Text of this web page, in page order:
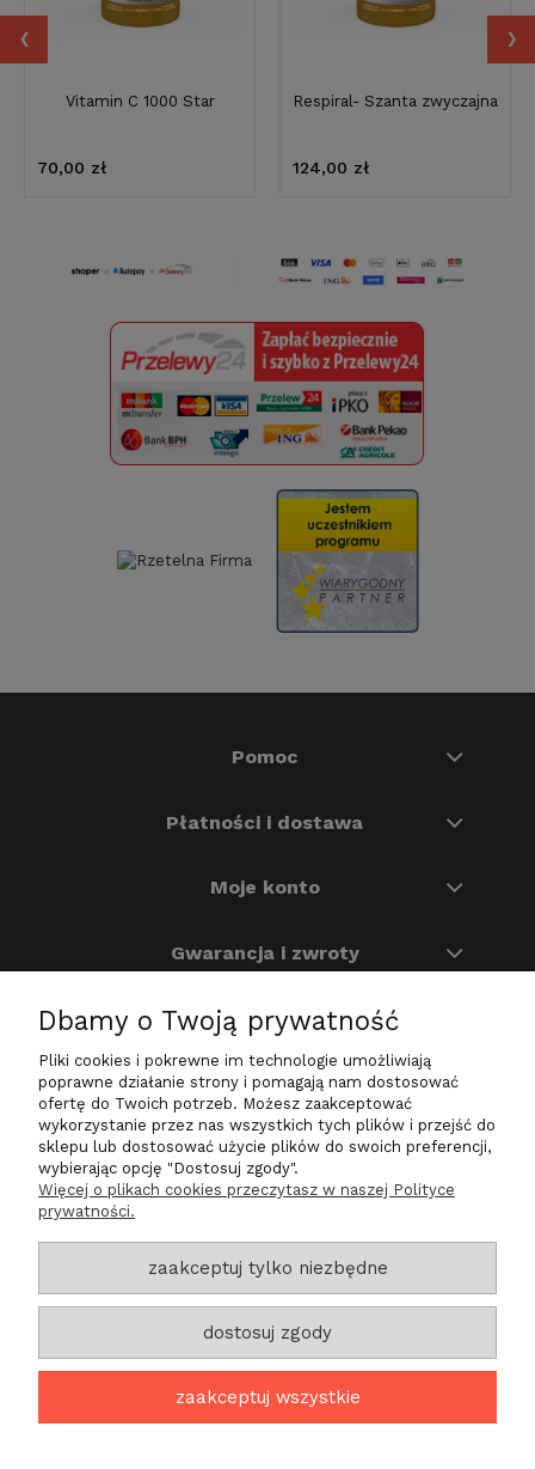
Vitamin C 1000 Star
70,00 zł
Respiral- Szanta zwyczajna
124,00 zł
‹ ›
Pomoc
Płatności i dostawa
Moje konto
Gwarancja i zwroty
O nas
Na skróty
Zadzwoń do nas
sklep@life-star.pl
ul. Tylna 27a/6
Dbamy o Twoją prywatność
Pliki cookies i pokrewne im technologie umożliwiają
poprawne działanie strony i pomagają nam dostosować
ofertę do Twoich potrzeb. Możesz zaakceptować
wykorzystanie przez nas wszystkich tych plików i przejść do
sklepu lub dostosować użycie plików do swoich preferencji,
wybierając opcję "Dostosuj zgody".
Więcej o plikach cookies przeczytasz w naszej Polityce
prywatności.
zaakceptuj tylko niezbędne
dostosuj zgody
zaakceptuj wszystkie